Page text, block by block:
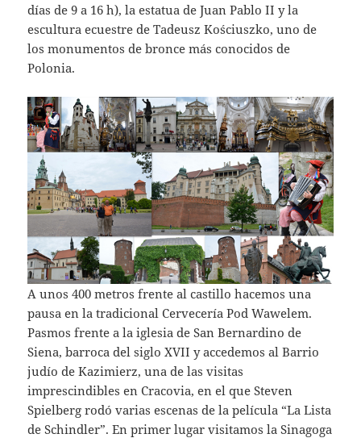
días de 9 a 16 h), la estatua de Juan Pablo II y la
escultura ecuestre de Tadeusz Kościuszko, uno de
los monumentos de bronce más conocidos de
Polonia.
A unos 400 metros frente al castillo hacemos una
pausa en la tradicional Cervecería Pod Wawelem.
Pasmos frente a la iglesia de San Bernardino de
Siena, barroca del siglo XVII y accedemos al Barrio
judío de Kazimierz, una de las visitas
imprescindibles en Cracovia, en el que Steven
Spielberg rodó varias escenas de la película “La Lista
de Schindler”. En primer lugar visitamos la Sinagoga